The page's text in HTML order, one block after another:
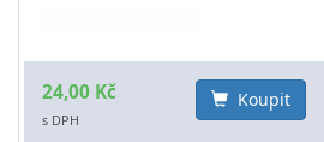
24,00 Kč
s DPH
Koupit